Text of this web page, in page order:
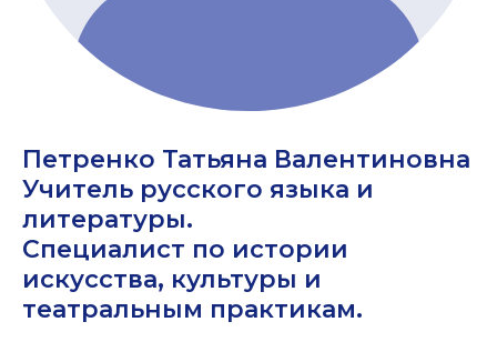
Петренко Татьяна Валентиновна
Учитель русского языка и
литературы.
Специалист по истории
искусства, культуры и
театральным практикам.